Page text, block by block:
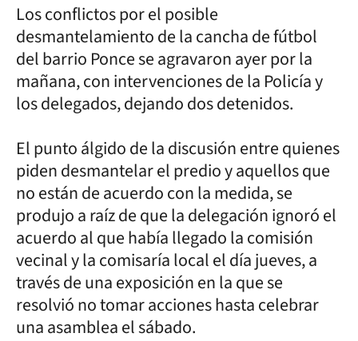
Los conflictos por el posible
desmantelamiento de la cancha de fútbol
del barrio Ponce se agravaron ayer por la
mañana, con intervenciones de la Policía y
los delegados, dejando dos detenidos.
El punto álgido de la discusión entre quienes
piden desmantelar el predio y aquellos que
no están de acuerdo con la medida, se
produjo a raíz de que la delegación ignoró el
acuerdo al que había llegado la comisión
vecinal y la comisaría local el día jueves, a
través de una exposición en la que se
resolvió no tomar acciones hasta celebrar
una asamblea el sábado.